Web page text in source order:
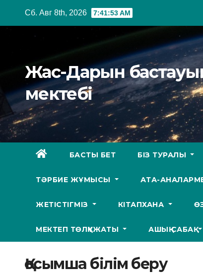
содержимому
Сб. Авг 8th, 2026 7:41:54 AM
Жас-Дарын
мектебі
БАСТЫ БЕТ БІЗ ТУРАЛЫ
ТӘРБИЕ ЖҰМЫСЫ АТА-
ЖЕТІСТІГМІЗ КІТАПХАНА
МЕКТЕП ТӨЛҚҰЖАТЫ АШЫҚ САБАҚ
Қосымша білім беру